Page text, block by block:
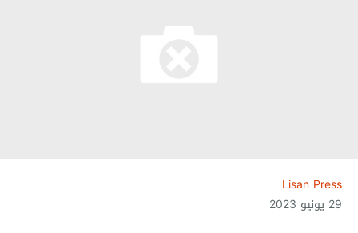
Lisan Press
29 يونيو 2023